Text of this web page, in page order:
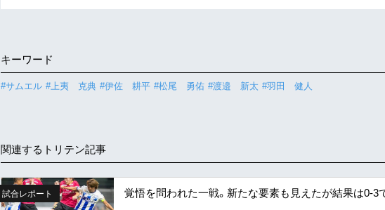
キーワード
#サムエル #上夷 克典 #伊佐 耕平 #松尾 勇佑 #渡邉 新太 #羽田 健人
関連するトリテン記事
試合レポート 覚悟を問われた一戦。新たな要素も見えたが結果は0-3